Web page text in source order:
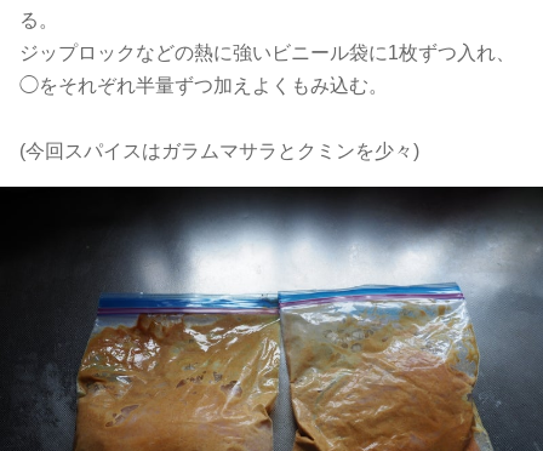
る。
ジップロックなどの熱に強いビニール袋に1枚ずつ入れ、
◯をそれぞれ半量ずつ加えよくもみ込む。
(今回スパイスはガラムマサラとクミンを少々)